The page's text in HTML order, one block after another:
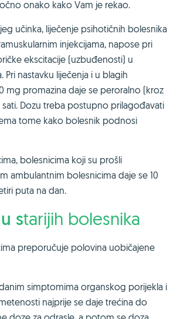
onako kako Vam je rekao.
učinka, liječenje psihotičnih bolesnika
injekcijama, napose pri
ekscitacije (uzbuđenosti) u
Pri nastavku liječenja i u blagih
mg promazina daje se peroralno (kroz
sati. Dozu treba postupno prilagođavati
tome kako bolesnik podnosi
bolesnicima koji su prošli
ambulantnim bolesnicima daje se 10
puta na dan.
starijih bolesnika
preporučuje polovina uobičajene
simptomima organskog porijekla i
najprije se daje trećina do